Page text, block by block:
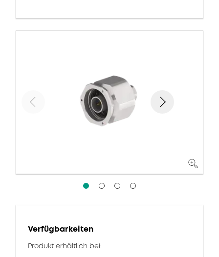
Verfügbarkeiten
Produkt erhältlich bei: